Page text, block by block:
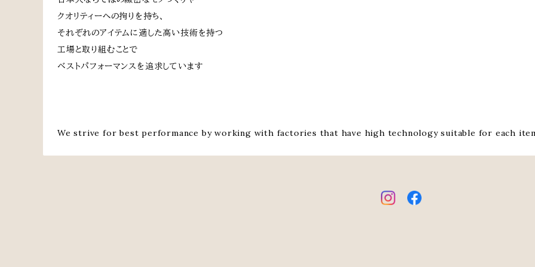
クオリティーへの拘りを持ち、
それぞれのアイテムに適した高い技術を持つ
工場と取り組むことで
ベストパフォーマンスを追求しています
We strive for best performance by working with factories that have high technology suitable for each